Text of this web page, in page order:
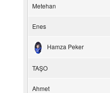
Metehan
Enes
Hamza Peker
TAŞO
Ahmet